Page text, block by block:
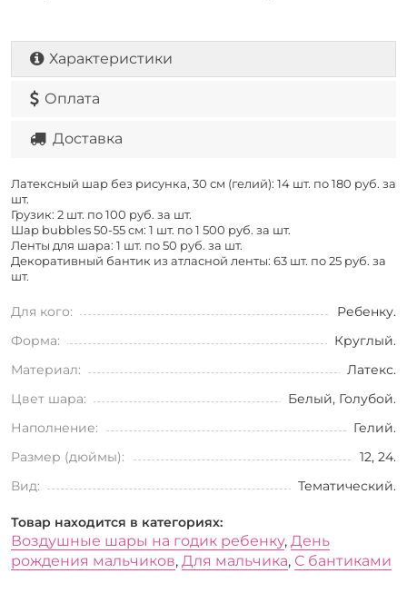
Характеристики
Оплата
Доставка
Латексный шар без рисунка, 30 см (гелий): 14 шт. по 180 руб. за
шт.
Грузик: 2 шт. по 100 руб. за шт.
Шар bubbles 50-55 см: 1 шт. по 1 500 руб. за шт.
Ленты для шара: 1 шт. по 50 руб. за шт.
Декоративный бантик из атласной ленты: 63 шт. по 25 руб. за
шт.
Для кого:
Ребенку.
Форма:
Круглый.
Материал:
Латекс.
Цвет шара:
Белый, Голубой.
Наполнение:
Гелий.
Размер (дюймы):
12, 24.
Вид:
Тематический.
Товар находится в категориях:
Воздушные шары на годик ребенку, День
рождения мальчиков, Для мальчика, С бантиками